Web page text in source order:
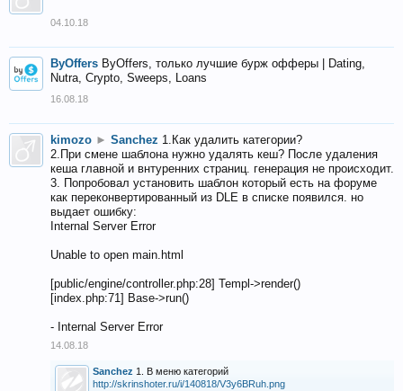
04.10.18
ByOffers ByOffers, только лучшие бурж офферы | Dating,
Nutra, Crypto, Sweeps, Loans
16.08.18
kimozo ► Sanchez 1.Как удалить категории?
2.При смене шаблона нужно удалять кеш? После удаления
кеша главной и внтуренних страниц. генерация не происходит.
3. Попробовал установить шаблон который есть на форуме
как переконвертированный из DLE в списке появился. но
выдает ошибку:
Internal Server Error
Unable to open main.html
[public/engine/controller.php:28] Templ->render()
[index.php:71] Base->run()
- Internal Server Error
14.08.18
Sanchez 1. В меню категорий
http://skrinshoter.ru/i/140818/V3y6BRuh.png